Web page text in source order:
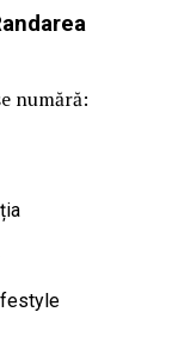
numără: